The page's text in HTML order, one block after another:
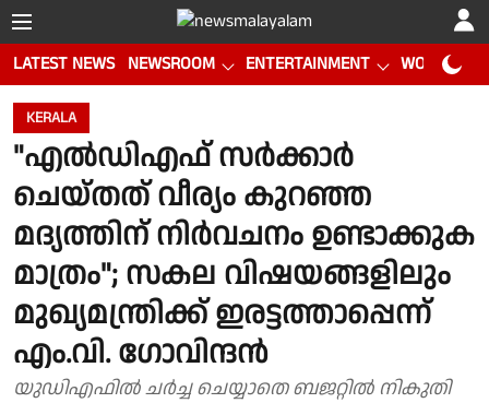
LATEST NEWS NEWSROOM ENTERTAINMENT WORLD CUP
KERALA
"എൽഡിഎഫ് സർക്കാർ
ചെയ്തത് വീര്യം കുറഞ്ഞ
മദ്യത്തിന് നിർവചനം ഉണ്ടാക്കുക
മാത്രം"; സകല വിഷയങ്ങളിലും
മുഖ്യമന്ത്രിക്ക് ഇരട്ടത്താപ്പെന്ന്
എം.വി. ഗോവിന്ദൻ
യുഡിഎഫിൽ ചർച്ച ചെയ്യാതെ ബജറ്റിൽ നികുതി